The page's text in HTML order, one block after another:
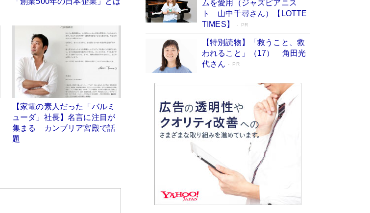
【家電の素人だった「バルミ
ューダ」社長】名言に注目が
集まる カンブリア宮殿で話
題
友近氏、絶賛！ 鎌倉を舞台に、孤独を抱えた
人々が新たな一歩を踏み出す連作短篇集『海のほ
とりのプラネット』試し読み
ムを愛用（ジャズピアニス
ト 山中千尋さん）【LOTTE
TIMES】
PR
【特別読物】「救うこと、救
われること」（17） 角田光
代さん
PR